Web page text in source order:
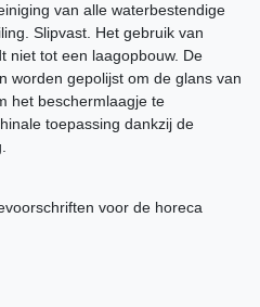
van alle waterbestendige
Slipvast. Het gebruik van
niet tot een laagopbouw. De
worden gepolijst om de glans van
het beschermlaagje te
toepassing dankzij de
voor de horeca